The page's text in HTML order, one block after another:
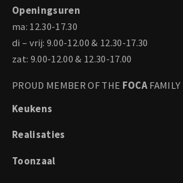
Openingsuren
ma: 12.30-17.30
di – vrij: 9.00-12.00 & 12.30-17.30
zat: 9.00-12.00 & 12.30-17.00
PROUD MEMBER OF THE FOCAFAMILY
Keukens
Realisaties
Toonzaal